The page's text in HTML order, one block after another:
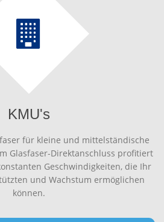
KMU's
für kleine und mittelständische
Glasfaser-Direktanschluss profitiert
Geschwindigkeiten, die Ihr
und Wachstum ermöglichen
können.